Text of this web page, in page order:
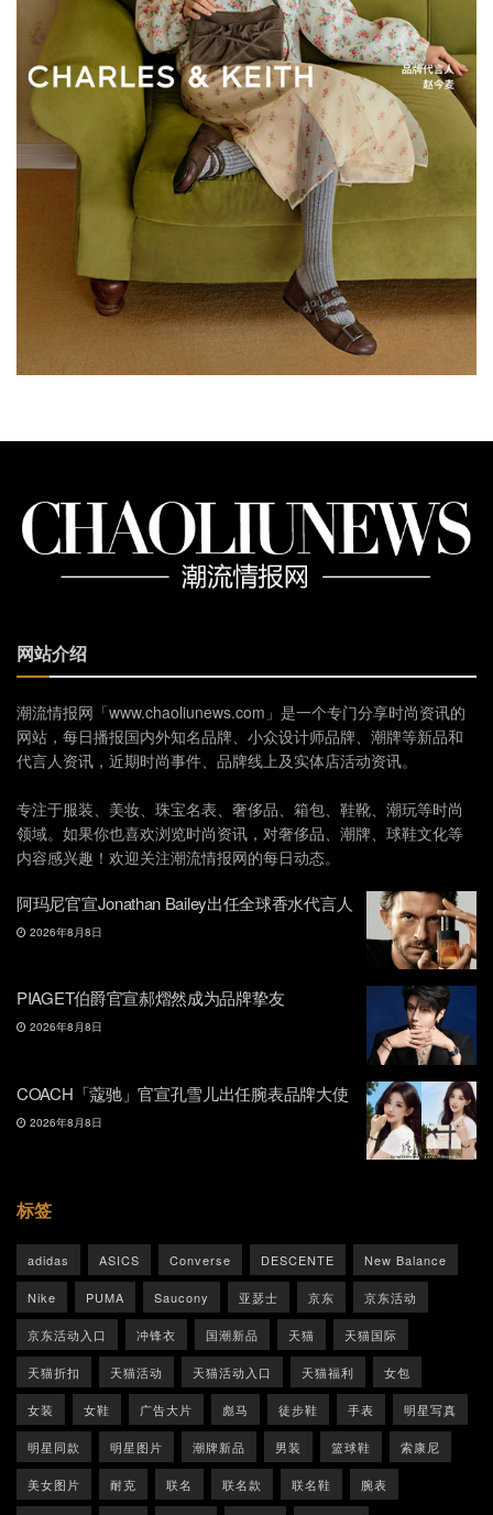
网站介绍
潮流情报网「www.chaoliunews.com」是一个专门分享时尚资讯的
网站，每日播报国内外知名品牌、小众设计师品牌、潮牌等新品和
代言人资讯，近期时尚事件、品牌线上及实体店活动资讯。
专注于服装、美妆、珠宝名表、奢侈品、箱包、鞋靴、潮玩等时尚
领域。如果你也喜欢浏览时尚资讯，对奢侈品、潮牌、球鞋文化等
内容感兴趣！欢迎关注潮流情报网的每日动态。
阿玛尼官宣Jonathan Bailey出任全球香水代言人
2026年8月8日
PIAGET伯爵官宣郝熠然成为品牌挚友
2026年8月8日
COACH「蔻驰」官宣孔雪儿出任腕表品牌大使
2026年8月8日
标签
adidas ASICS Converse DESCENTE New Balance
Nike PUMA Saucony 亚瑟士 京东 京东活动
京东活动入口 冲锋衣 国潮新品 天猫 天猫国际
天猫折扣 天猫活动 天猫活动入口 天猫福利 女包
女装 女鞋 广告大片 彪马 徒步鞋 手表 明星写真
明星同款 明星图片 潮牌新品 男装 篮球鞋 索康尼
美女图片 耐克 联名 联名款 联名鞋 腕表